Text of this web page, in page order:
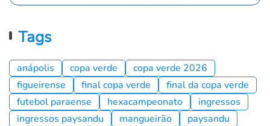
Tags
anápolis copa verde
copa verde 2026
figueirense
final copa verde
final da copa verde
futebol paraense
hexacampeonato
ingressos
ingressos paysandu
mangueirão
paysandu